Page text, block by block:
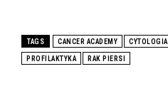
TAGS CANCER ACADEMY CYTOLOGIA
PROFILAKTYKA RAK PIERSI